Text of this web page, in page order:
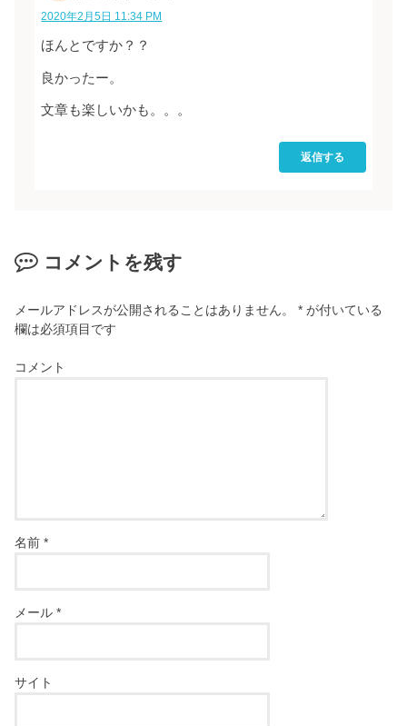
2020年2月5日 11:34 PM
ほんとですか？？
良かったー。
文章も楽しいかも。。。
返信する
コメントを残す
メールアドレスが公開されることはありません。 * が付いている
欄は必須項目です
コメント
名前*
メール*
サイト